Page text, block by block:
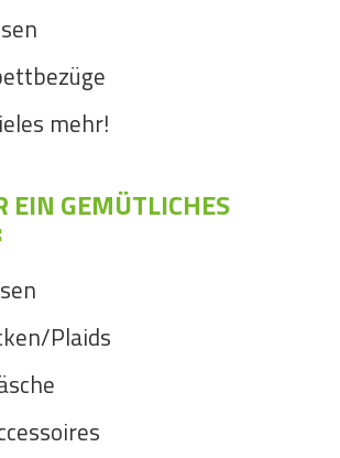
mehr!
EIN GEMÜTLICHES
Plaids